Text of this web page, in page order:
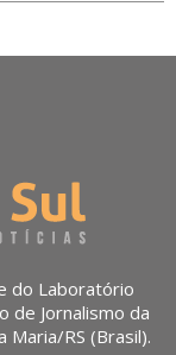
do Laboratório
de Jornalismo da
Maria/RS (Brasil).